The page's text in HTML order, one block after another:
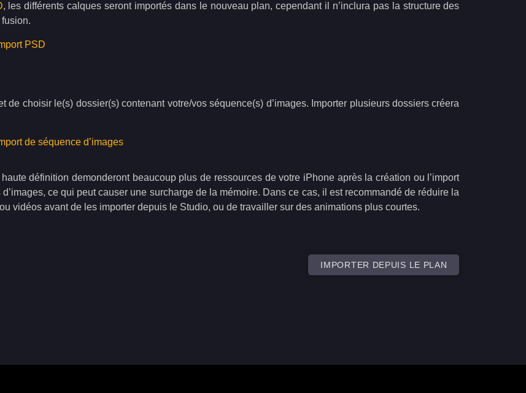
, les différents calques seront importés dans le nouveau plan, cependant il n’inclura pas la structure des
PSD
de choisir le(s) dossier(s) contenant votre/vos séquence(s) d’images. Importer plusieurs dossiers créera
de séquence d’images
définition demonderont beaucoup plus de ressources de votre iPhone après la création ou l’import
ce qui peut causer une surcharge de la mémoire. Dans ce cas, il est recommandé de réduire la
vidéos avant de les importer depuis le Studio, ou de travailler sur des animations plus courtes.
IMPORTER DEPUIS LE PLAN